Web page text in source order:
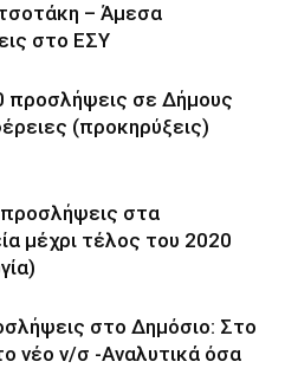
– Άμεσα
στο ΕΣΥ
προσλήψεις σε Δήμους
(προκηρύξεις)
στα
μέχρι τέλος του 2020
στο Δημόσιο: Στο
νέο ν/σ -Αναλυτικά όσα